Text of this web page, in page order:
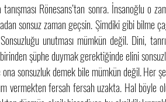
tanışması Rönesans’tan sonra. İnsanoğlu o
sonsuz zaman geçsin. Şimdiki gibi bilme
unutması mümkün değil. Dini,
şüphe duymak gerektiğinde elini
ona sonsuzluk demek bile mümkün değil. Her
vermekten fersah fersah uzakta. Hal böyle